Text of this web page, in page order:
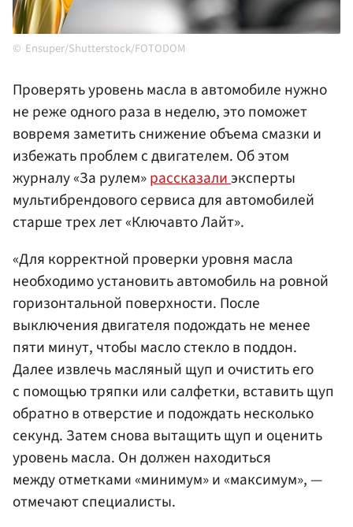
Ensuper/Shutterstock/FOTODOM
Проверять уровень масла в автомобиле нужно
не реже одного раза в неделю, это поможет
вовремя заметить снижение объема смазки и
избежать проблем с двигателем. Об этом
журналу «За рулем»рассказалиэксперты
мультибрендового сервиса для автомобилей
старше трех лет «Ключавто Лайт».
«Для корректной проверки уровня масла
необходимо установить автомобиль на ровной
горизонтальной поверхности. После
выключения двигателя подождать не менее
пяти минут, чтобы масло стекло в поддон.
Далее извлечь масляный щуп и очистить его
с помощью тряпки или салфетки, вставить щуп
обратно в отверстие и подождать несколько
секунд. Затем снова вытащить щуп и оценить
уровень масла. Он должен находиться
между отметками «минимум» и «максимум», —
отмечают специалисты.